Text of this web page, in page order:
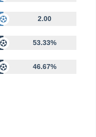
2.00
53.33%
46.67%